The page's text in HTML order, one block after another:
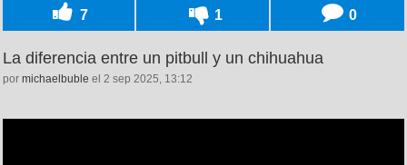
7 1 0
La diferencia entre un pitbull y un chihuahua
por michaelbuble el 2 sep 2025, 13:12